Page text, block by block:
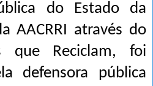
do Estado da
AACRRI através do
que Reciclam, foi
defensora pública